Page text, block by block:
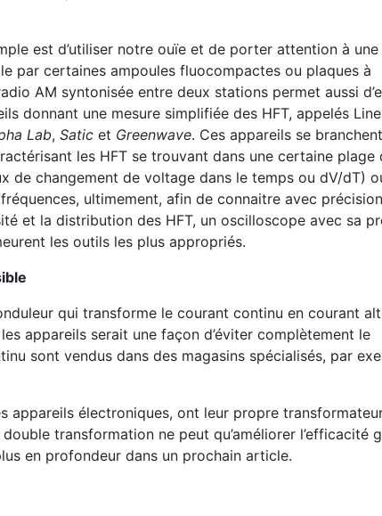
est d’utiliser notre ouïe et de porter attention à une
par certaines ampoules fluocompactes ou plaques à
AM syntonisée entre deux stations permet aussi
donnant une mesure simplifiée des HFT, appelés
Lab, Satic et Greenwave. Ces appareils se branchent
les HFT se trouvant dans une certaine plage
de changement de voltage dans le temps ou dV/dT)
ultimement, afin de connaitre avec
et la distribution des HFT, un oscilloscope avec sa
les outils les plus appropriés.
qui transforme le courant continu en courant
appareils serait une façon d’éviter complètement le
sont vendus dans des magasins spécialisés, par
appareils électroniques, ont leur propre
transformation ne peut qu’améliorer l’efficacité
en profondeur dans un prochain article.